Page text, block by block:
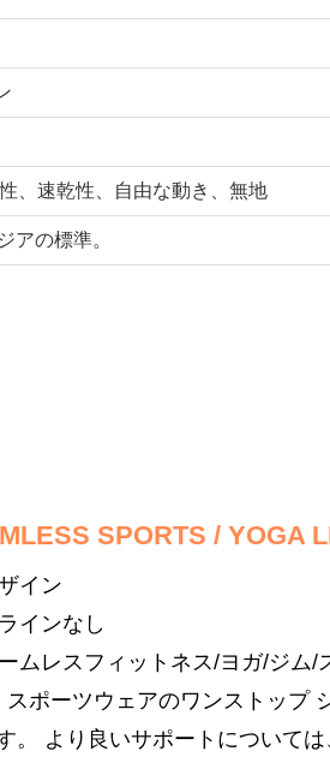
、速乾性、自由な動き、無地
アの標準。
SPORTS / YOGA
イン
インなし
ムレスフィットネス/ヨガ/ジム/
スポーツウェアのワンストップ
。 より良いサポートについて